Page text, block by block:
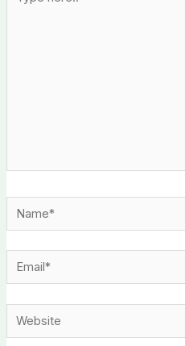
here..
Name*
Email*
Website